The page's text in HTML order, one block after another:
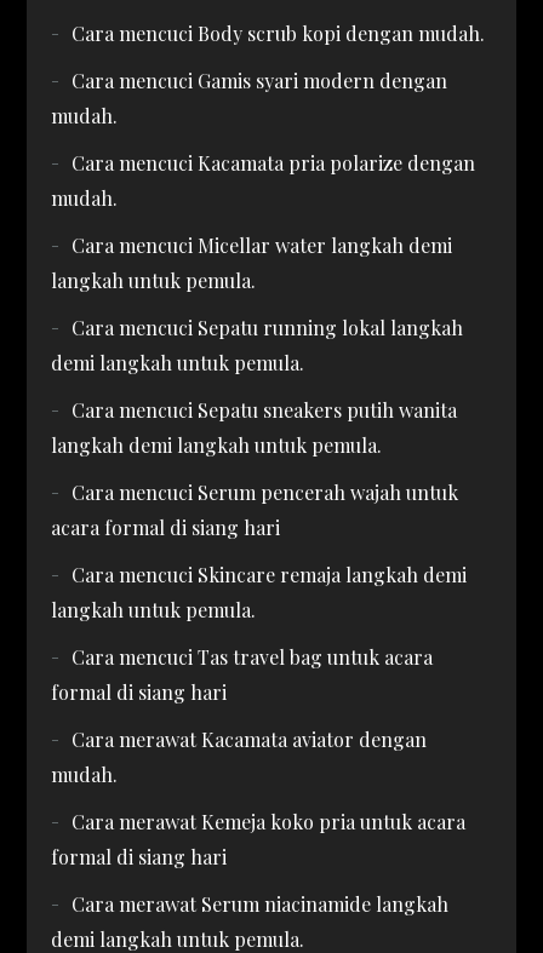
Cara mencuci Body scrub kopi dengan mudah.
Cara mencuci Gamis syari modern dengan
mudah.
Cara mencuci Kacamata pria polarize dengan
mudah.
Cara mencuci Micellar water langkah demi
langkah untuk pemula.
Cara mencuci Sepatu running lokal langkah
demi langkah untuk pemula.
Cara mencuci Sepatu sneakers putih wanita
langkah demi langkah untuk pemula.
Cara mencuci Serum pencerah wajah untuk
acara formal di siang hari
Cara mencuci Skincare remaja langkah demi
langkah untuk pemula.
Cara mencuci Tas travel bag untuk acara
formal di siang hari
Cara merawat Kacamata aviator dengan
mudah.
Cara merawat Kemeja koko pria untuk acara
formal di siang hari
Cara merawat Serum niacinamide langkah
demi langkah untuk pemula.